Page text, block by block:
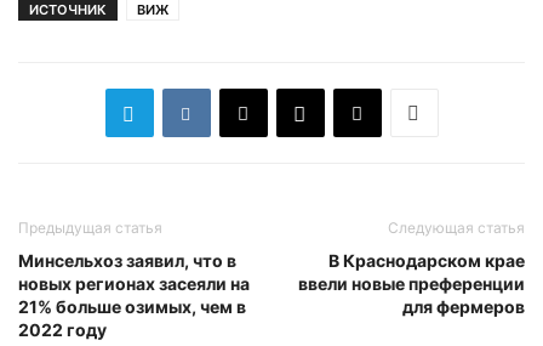
ИСТОЧНИК ВИЖ
Предыдущая статья
Минсельхоз заявил, что в
новых регионах засеяли на
21% больше озимых, чем в
2022 году
Следующая статья
В Краснодарском крае
ввели новые преференции
для фермеров